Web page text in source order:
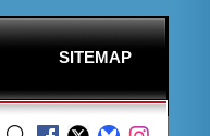
SITEMAP